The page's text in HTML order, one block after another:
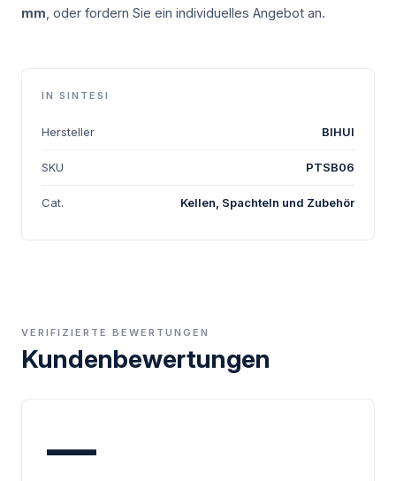
mm , oder fordern Sie ein individuelles Angebot an.
IN SINTESI
Hersteller BIHUI
SKU PTSB06
Cat. Kellen, Spachteln und Zubehör
VERIFIZIERTE BEWERTUNGEN
Kundenbewertungen
—